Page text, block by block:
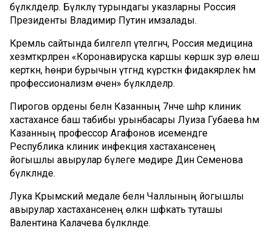
бүләкләделәр. Бүләкләү турындагы указларны Россия
Президенты Владимир Путин имзалады.
Кремль сайтында билгеләп үтелгәнчә, Россия медицина
хезмәткәрләрен «Коронавируска каршы көрәшкә зур өлеш
керткән, һөнәри бурычын үтәгәндә күрсәткән фидакярлек һәм
профессионализм өчен» бүләкләделәр.
Пирогов ордены белән Казанның 7нче шәһәр клиник
хастаханәсе баш табибы урынбасары Луиза Губаева һәм
Казанның профессор Агафонов исемендәге
Республика клиник инфекция хастаханәсенең
йогышлы авырулар бүлеге мөдире Динә Семенова
бүләкләнде.
Лука Крымский медале белән Чаллының йогышлы
авырулар хастаханәсенең өлкән шәфкать туташы
Валентина Калачева бүләкләнде.